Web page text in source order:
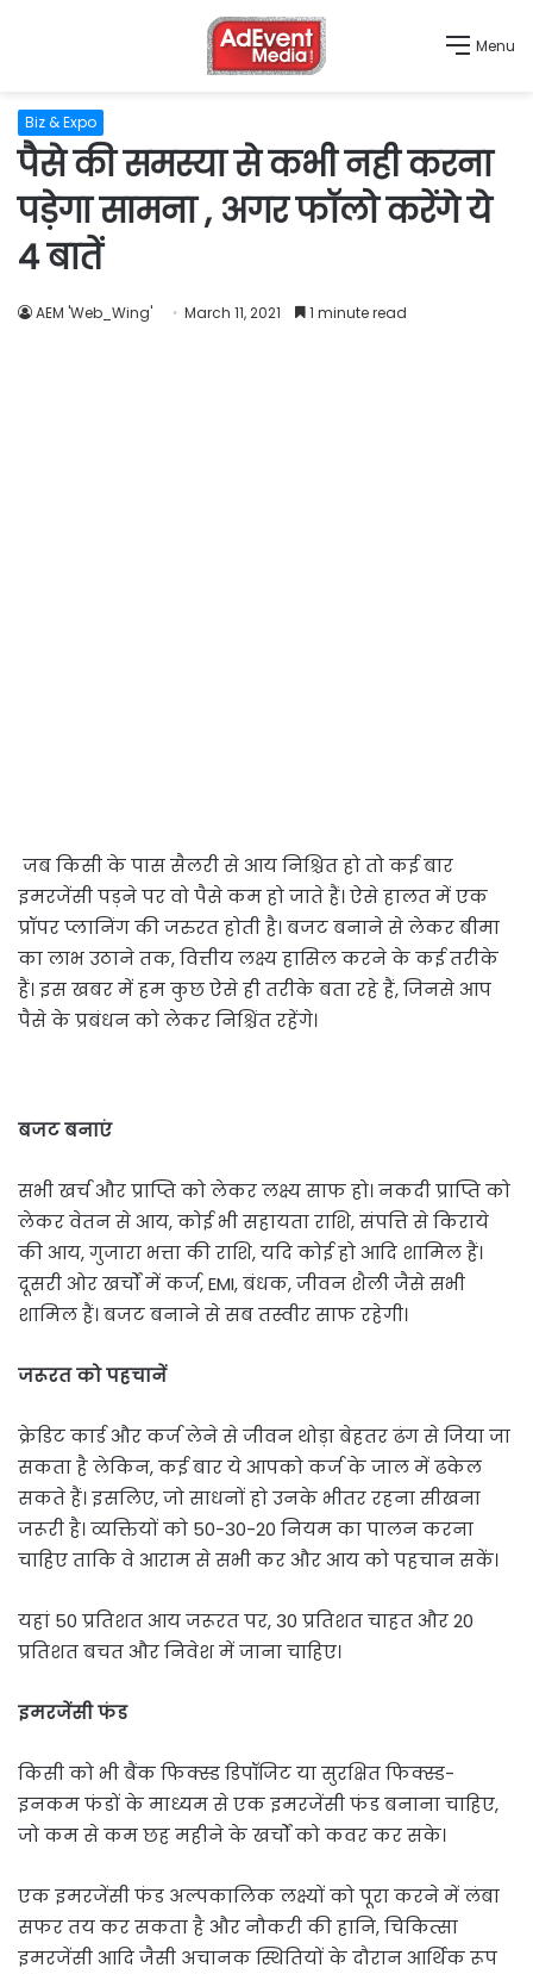
Menu
Biz & Expo
पैसे की समस्या से कभी नही करना
पड़ेगा सामना , अगर फॉलो करेंगे ये
4 बातें
AEM 'Web_Wing' March 11, 2021 1 minute read
जब किसी के पास सैलरी से आय निश्चित हो तो कई बार
इमरजेंसी पड़ने पर वो पैसे कम हो जाते हैं। ऐसे हालत में एक
प्रॉपर प्लानिंग की जरुरत होती है। बजट बनाने से लेकर बीमा
का लाभ उठाने तक, वित्तीय लक्ष्य हासिल करने के कई तरीके
हैं। इस खबर में हम कुछ ऐसे ही तरीके बता रहे हैं, जिनसे आप
पैसे के प्रबंधन को लेकर निश्चिंत रहेंगे।
बजट बनाएं
सभी खर्च और प्राप्ति को लेकर लक्ष्य साफ हो। नकदी प्राप्ति को
लेकर वेतन से आय, कोई भी सहायता राशि, संपत्ति से किराये
की आय, गुजारा भत्ता की राशि, यदि कोई हो आदि शामिल हैं।
दूसरी ओर खर्चों में कर्ज, EMI, बंधक, जीवन शैली जैसे सभी
शामिल हैं। बजट बनाने से सब तस्वीर साफ रहेगी।
जरूरत को पहचानें
क्रेडिट कार्ड और कर्ज लेने से जीवन थोड़ा बेहतर ढंग से जिया जा
सकता है लेकिन, कई बार ये आपको कर्ज के जाल में ढकेल
सकते हैं। इसलिए, जो साधनों हो उनके भीतर रहना सीखना
जरूरी है। व्यक्तियों को 50-30-20 नियम का पालन करना
चाहिए ताकि वे आराम से सभी कर और आय को पहचान सकें।
यहां 50 प्रतिशत आय जरूरत पर, 30 प्रतिशत चाहत और 20
प्रतिशत बचत और निवेश में जाना चाहिए।
इमरजेंसी फंड
किसी को भी बैंक फिक्स्ड डिपॉजिट या सुरक्षित फिक्स्ड-
इनकम फंडों के माध्यम से एक इमरजेंसी फंड बनाना चाहिए,
जो कम से कम छह महीने के खर्चों को कवर कर सके।
एक इमरजेंसी फंड अल्पकालिक लक्ष्यों को पूरा करने में लंबा
सफर तय कर सकता है और नौकरी की हानि, चिकित्सा
इमरजेंसी आदि जैसी अचानक स्थितियों के दौरान आर्थिक रूप